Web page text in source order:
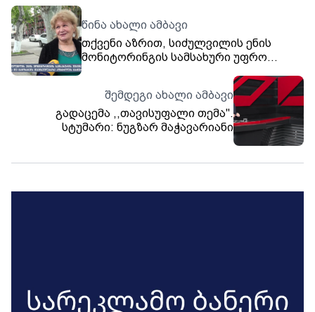
წინა ახალი ამბავი
თქვენი აზრით, სიძულვილის ენის
მონიტორინგის სამსახური უფრო
თუ ცენზურისთვის, გამოხატვის
თავისუფლებაზე კონტროლის
გასაძლიერებლად?
შემდეგი ახალი ამბავი
გადაცემა ,,თავისუფალი თემა".
სტუმარი: ნუგზარ მაჭავარიანი